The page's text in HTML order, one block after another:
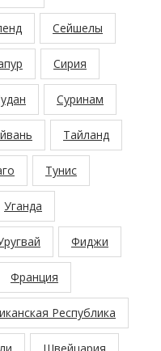
Сейшелы
Сирия
Суринам
Тайланд
Тунис
Уганда
Фиджи
Франция
Республика